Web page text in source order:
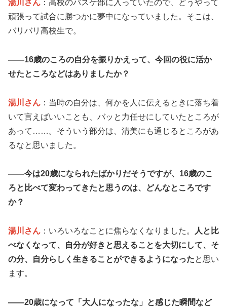
湯川さん ：高校のバスケ部に入っていたので、どうやって
頑張って試合に勝つかに夢中になっていました。そこは、
バリバリ高校生で。
――16歳のころの自分を振りかえって、今回の役に活か
せたところなどはありましたか？
湯川さん ：当時の自分は、何かを人に伝えるときに落ち着
いて言えばいいことも、バッと力任せにしていたところが
あって……。そういう部分は、清美にも通じるところがあ
るなと思いました。
――今は20歳になられたばかりだそうですが、16歳のこ
ろと比べて変わってきたと思うのは、どんなところです
か？
湯川さん ：いろいろなことに焦らなくなりました。
人と比
べなくなって、自分が好きと思えることを大切にして、そ
の分、自分らしく生きることができるようになったと思い
ます。
――20歳になって「大人になったな」と感じた瞬間など